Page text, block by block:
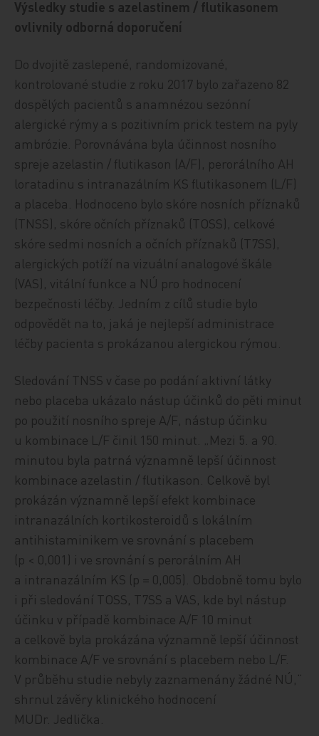
Výsledky studie s azelastinem / flutikasonem
ovlivnily odborná doporučení
Do dvojitě zaslepené, randomizované,
kontrolované studie z roku 2017 bylo zařazeno 82
dospělých pacientů s anamnézou sezónní
alergické rýmy a s pozitivním prick testem na pyly
ambrózie. Porovnávána byla účinnost nosního
spreje azelastin / flutikason (A/F), perorálního AH
loratadinu s intranazálním KS flutikasonem (L/F)
a placeba. Hodnoceno bylo skóre nosních příznaků
(TNSS), skóre očních příznaků (TOSS), celkové
skóre sedmi nosních a očních příznaků (T7SS),
alergických potíží na vizuální analogové škále
(VAS), vitální funkce a NÚ pro hodnocení
bezpečnosti léčby. Jedním z cílů studie bylo
odpovědět na to, jaká je nejlepší administrace
léčby pacienta s prokázanou alergickou rýmou.
Sledování TNSS v čase po podání aktivní látky
nebo placeba ukázalo nástup účinků do pěti minut
po použití nosního spreje A/F, nástup účinku
u kombinace L/F činil 150 minut. „Mezi 5. a 90.
minutou byla patrná významně lepší účinnost
kombinace azelastin / flutikason. Celkově byl
prokázán významně lepší efekt kombinace
intranazálních kortikosteroidů s lokálním
antihistaminikem ve srovnání s placebem
(p < 0,001) i ve srovnání s perorálním AH
a intranazálním KS (p = 0,005). Obdobně tomu bylo
i při sledování TOSS, T7SS a VAS, kde byl nástup
účinku v případě kombinace A/F 10 minut
a celkově byla prokázána významně lepší účinnost
kombinace A/F ve srovnání s placebem nebo L/F.
V průběhu studie nebyly zaznamenány žádné NÚ,“
shrnul závěry klinického hodnocení
MUDr. Jedlička.